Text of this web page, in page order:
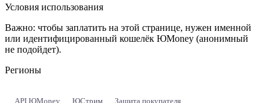
Условия использования
Важно: чтобы заплатить на этой странице, нужен именной
или идентифицированный кошелёк ЮMoney (анонимный
не подойдет).
Регионы
API ЮMoney ЮСтрим Защита покупателя